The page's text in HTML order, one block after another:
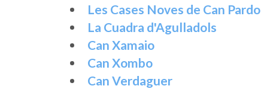
Les Cases Noves de Can Pardo
La Cuadra d'Agulladols
Can Xamaio
Can Xombo
Can Verdaguer